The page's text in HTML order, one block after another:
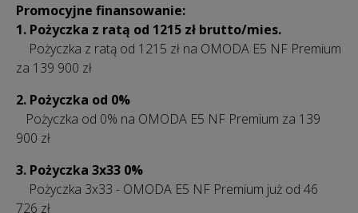
Promocyjne finansowanie:
1. Pożyczka z ratą od 1215 zł brutto/mies.
Pożyczka z ratą od 1215 zł na OMODA E5 NF Premium
za 139 900 zł
2. Pożyczka od 0%
Pożyczka od 0% na OMODA E5 NF Premium za 139
900 zł
3. Pożyczka 3x33 0%
Pożyczka 3x33 - OMODA E5 NF Premium już od 46
726 zł